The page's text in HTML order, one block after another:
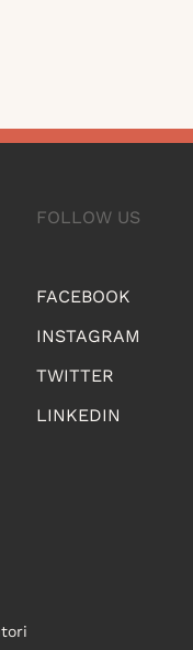
FOLLOW US
FACEBOOK
INSTAGRAM
TWITTER
LINKEDIN